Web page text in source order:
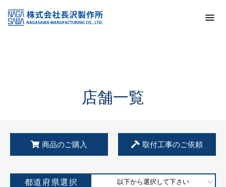
KSS加盟店・取扱店情報
店舗一覧
店舗一覧
商品のご購入 取付工事のご依頼
都道府県選択 以下から選択して下さい